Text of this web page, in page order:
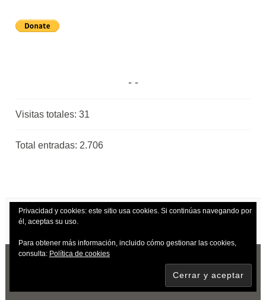
Visitas totales:31
Total entradas: 2.706
Privacidad y cookies: este sitio usa cookies. Si continúas navegando por
él, aceptas su uso.
Para obtener más información, incluido cómo gestionar las cookies,
consulta: Política de cookies
| TEMA: DARA
AUTOMATTIC.